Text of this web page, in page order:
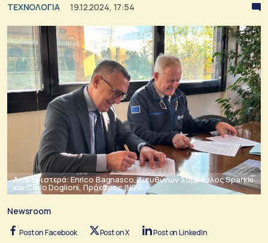
ΤΕΧΝΟΛΟΓΙΑ 19.12.2024, 17:54
Από αριστερά: Enrico Bagnasco, Διευθύνων Σύμβουλος Sparkle
και Carlo Doglioni, Πρόεδρος INGV
Newsroom
Post on Facebook Post on X Post on LinkedIn